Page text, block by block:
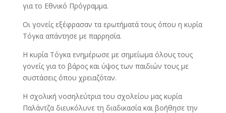
για το Εθνικό Πρόγραμμα.
Οι γονείς εξέφρασαν τα ερωτήματά τους όπου η κυρία
Τόγκα απάντησε με παρρησία.
Η κυρία Τόγκα ενημέρωσε με σημείωμα όλους τους
γονείς για το βάρος και ύψος των παιδιών τους με
συστάσεις όπου χρειαζόταν.
Η σχολική νοσηλεύτρια του σχολείου μας κυρία
Παλάντζα διευκόλυνε τη διαδικασία και βοήθησε την